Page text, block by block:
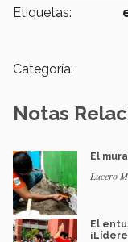
Etiquetas:
Categoría:
Notas
El
Lucero
El